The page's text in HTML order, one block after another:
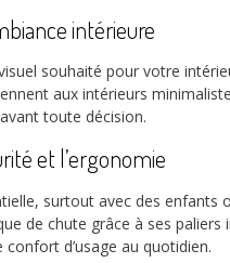
intérieure
souhaité pour votre
aux intérieurs
toute décision.
et l’ergonomie
surtout avec des enfants
de chute grâce à ses
d’usage au quotidien.